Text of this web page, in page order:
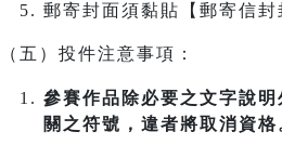
郵寄封面須黏貼【郵寄信封
（五）投件注意事項：
參賽作品除必要之文字說
關之符號，違者將取消資格